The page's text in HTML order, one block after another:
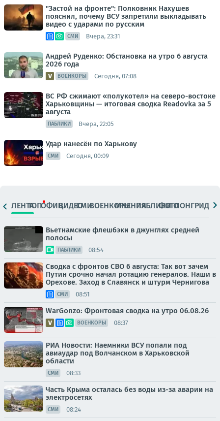
"Застой на фронте": Полковник Нахушев
пояснил, почему ВСУ запретили выкладывать
видео с ударами по русским
СМИ Вчера, 23:31
Андрей Руденко: Обстановка на утро 6 августа
2026 года
ВОЕНКОРЫ Сегодня, 07:08
ВС РФ сжимают «полукотел» на северо-востоке
Харьковщины — итоговая сводка Readovka за 5
августа
ПАБЛИКИ Вчера, 22:05
Удар нанесён по Харькову
СМИ Сегодня, 00:09
ЛЕНТАТОПОФИЦ.ВИДЕОСМИВОЕНКОРЫМНЕНИЯПАБЛИКИ
ФОТОЛОНГРИДЫ
Вьетнамские флешбэки в джунглях средней
полосы
ПАБЛИКИ 08:54
Сводка с фронтов СВО 6 августа: Так вот зачем
Путин срочно начал ротацию генералов. Наши в
Орехове. Заход в Славянск и штурм Чернигова
СМИ 08:51
WarGonzo: Фронтовая сводка на утро 06.08.26
ВОЕНКОРЫ 08:37
РИА Новости: Наемники ВСУ попали под
авиаудар под Волчанском в Харьковской
области
СМИ 08:33
Часть Крыма осталась без воды из-за аварии на
электросетях
СМИ 08:24